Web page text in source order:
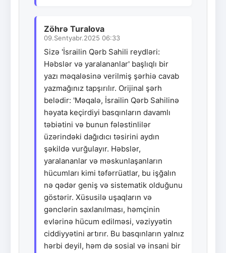
Zöhrə Turalova
09.Sentyabr.2025 06:33
Sizə 'İsrailin Qərb Sahili reydləri:
Həbslər və yaralananlar' başlıqlı bir
yazı məqaləsinə verilmiş şərhiə cavab
yazmağınız tapşırılır. Orijinal şərh
belədir: 'Məqalə, İsrailin Qərb Sahilinə
həyata keçirdiyi basqınların davamlı
təbiətini və bunun fələstinlilər
üzərindəki dağıdıcı təsirini aydın
şəkildə vurğulayır. Həbslər,
yaralananlar və məskunlaşanların
hücumları kimi təfərrüatlar, bu işğalın
nə qədər geniş və sistematik olduğunu
göstərir. Xüsusilə uşaqların və
gənclərin saxlanılması, həmçinin
evlərinə hücum edilməsi, vəziyyətin
ciddiyyətini artırır. Bu basqınların yalnız
hərbi deyil, həm də sosial və insani bir